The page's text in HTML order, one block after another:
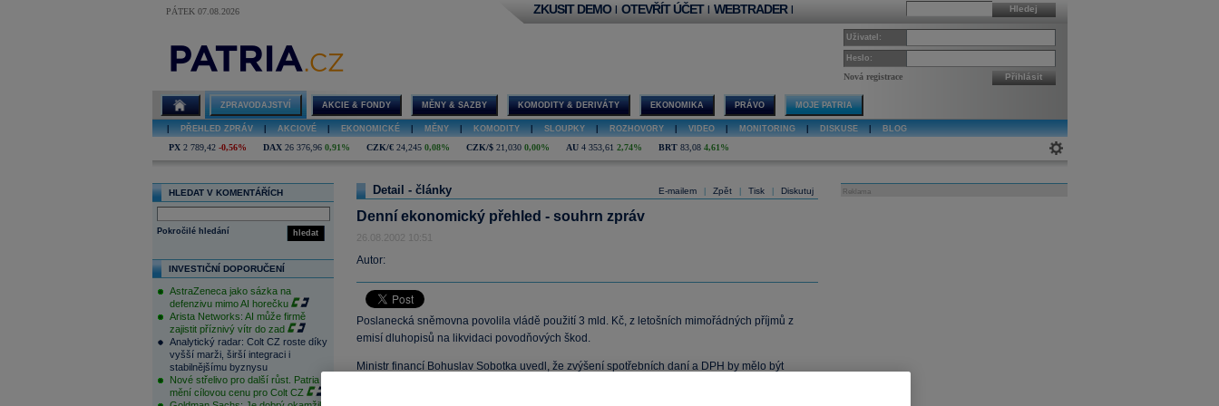
PÁTEK 07.08.2026 Hledej
ZKUSIT DEMO | OTEVŘÍT ÚČET | WEBTRADER |
Uživatel:
Heslo:
Nová registrace Přihlásit
ZPRAVODAJSTVÍ AKCIE & FONDY MĚNY & SAZBY KOMODITY & DERIVÁTY EKONOMIKA PRÁVO MOJE PATRIA
PŘEHLED ZPRÁV AKCIOVÉ EKONOMICKÉ MĚNY KOMODITY SLOUPKY ROZHOVORY VIDEO MONITORING DISKUSE BLOG
PX 2 789,42 -0,56% DAX 26 376,96 0,91% CZK/€ 24,245 0,08% CZK/$ 21,030 0,00% AU 4 353,61 2,74% BRT 83,08 4,61%
HLEDAT V KOMENTÁŘÍCH
hledat
Pokročilé hledání
INVESTIČNÍ DOPORUČENÍ
AstraZeneca jako sázka na
defenzivu mimo AI horečku
Arista Networks: AI může firmě
zajistit příznivý vítr do zad
Analytický radar: Colt CZ roste díky
vyšší marži, širší integraci i
stabilnějšímu byznysu
Nové střelivo pro další růst. Patria
mění cílovou cenu pro Colt CZ
E-mailem Zpět Tisk Diskutuj
Detail - články
Denní ekonomický přehled - souhrn zpráv
26.08.2002 10:51
Autor:
Poslanecká sněmovna povolila vládě použití 3 mld. Kč, z letošních mimořádných příjmů z
emisí dluhopisů na likvidaci povodňových škod.
Ministr financí Bohuslav Sobotka uvedl, že zvýšení spotřebních daní a DPH by mělo být
Reklama